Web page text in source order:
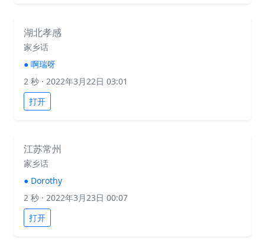
湖北孝感
家乡话
● 啊瑞呀
2 秒 · 2022年3月22日 03:01
打开
江苏常州
家乡话
● Dorothy
2 秒 · 2022年3月23日 00:07
打开